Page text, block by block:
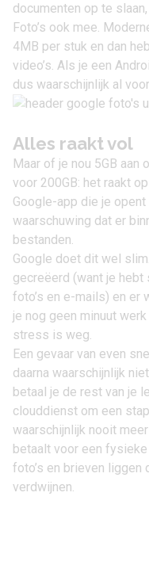
documenten op te
Foto’s ook mee.
4MB per stuk en dan
video’s. Als je een
dus waarschijnlijk al
Alles raakt vol
Maar of je nou 5GB
voor 200GB: het raakt
Google-app die je
waarschuwing dat er
bestanden.
Google doet dit wel
gecreëerd (want je
foto’s en e-mails) en
je nog geen minuut
stress is weg.
Een gevaar van even
daarna waarschijnlijk
betaal je de rest van je
clouddienst om een
waarschijnlijk nooit
betaalt voor een
foto’s en brieven
verdwijnen.